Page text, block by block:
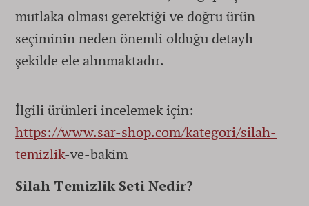
mutlaka olması gerektiği ve doğru ürün
seçiminin neden önemli olduğu detaylı
şekilde ele alınmaktadır.
İlgili ürünleri incelemek için:
https://www.sar-shop.com/kategori/silah-
temizlik-ve-bakim
Silah Temizlik Seti Nedir?